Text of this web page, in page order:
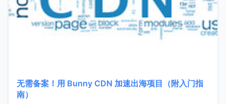
无需备案！用 Bunny CDN 加速出海项目（附入门指
南）